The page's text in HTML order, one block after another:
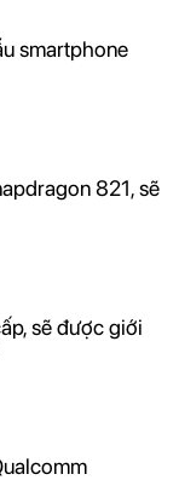
smartphone
821, sẽ
sẽ được giới